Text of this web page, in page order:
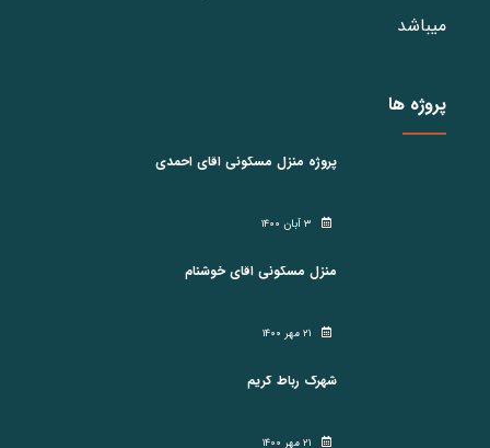
میباشد
پروژه ها
پروژه منزل مسکونی اقای احمدی
۳ آبان ۱۴۰۰
منزل مسکونی اقای خوشنام
۲۱ مهر ۱۴۰۰
شهرک رباط کریم
۲۱ مهر ۱۴۰۰